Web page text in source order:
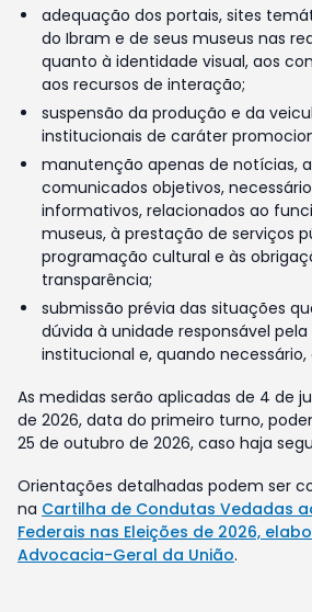
adequação dos portais, sites
do Ibram e de seus museus nas
quanto à identidade visual, aos
aos recursos de interação;
suspensão da produção e da
institucionais de caráter
manutenção apenas de notícias,
comunicados objetivos,
informativos, relacionados ao
museus, à prestação de serviços
programação cultural e às
transparência;
submissão prévia das situações
dúvida à unidade responsável
institucional e, quando necessário,
As medidas serão aplicadas de 4 de
de 2026, data do primeiro turno,
25 de outubro de 2026, caso haja
Orientações detalhadas podem ser
na Cartilha de Condutas Vedadas
Federais nas Eleições de 2026,
Advocacia-Geral da União.